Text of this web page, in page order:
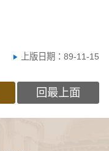
上版日期：89-11-15
回最上面